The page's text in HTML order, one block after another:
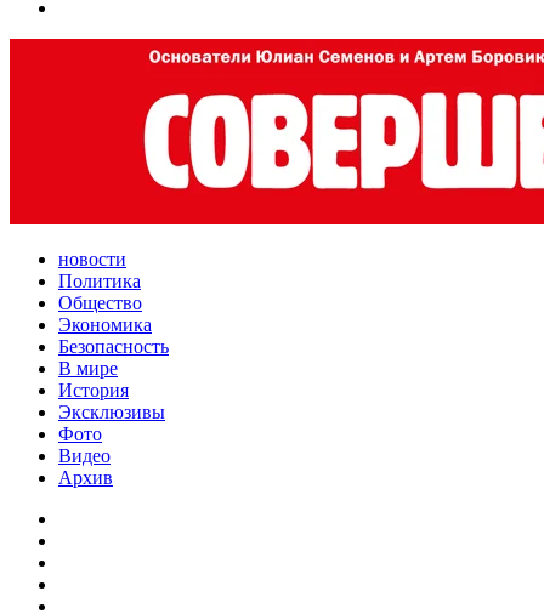
новости
Политика
Общество
Экономика
Безопасность
В мире
История
Эксклюзивы
Фото
Видео
Архив